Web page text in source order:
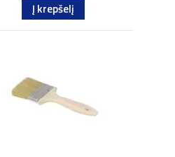
Į krepšelį